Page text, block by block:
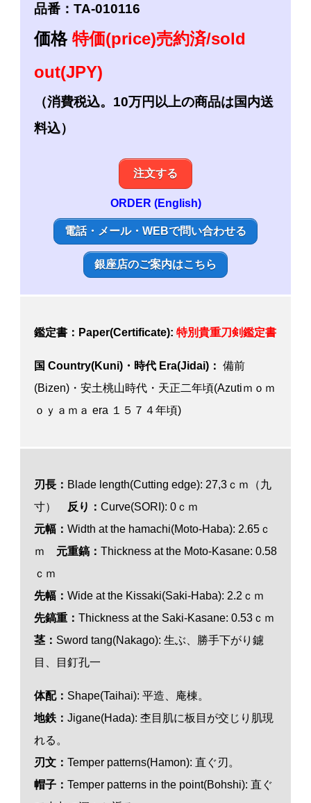
品番：TA-010116
価格 特価(price)売約済/sold
out(JPY)
（消費税込。10万円以上の商品は国内送
料込）
注文する
ORDER (English)
電話・メール・WEBで問い合わせる
銀座店のご案内はこちら
鑑定書：Paper(Certificate): 特別貴重刀剣鑑定書
国 Country(Kuni)・時代 Era(Jidai)： 備前
(Bizen)・安土桃山時代・天正二年頃(Azutiｍｏｍ
ｏｙａｍａ era １５７４年頃)
刃長： Blade length(Cutting edge): 27,3ｃｍ（九
寸） 反り： Curve(SORI): 0ｃｍ
元幅： Width at the hamachi(Moto-Haba): 2.65ｃ
ｍ 元重鎬： Thickness at the Moto-Kasane: 0.58
ｃｍ
先幅： Wide at the Kissaki(Saki-Haba): 2.2ｃｍ
先鎬重： Thickness at the Saki-Kasane: 0.53ｃｍ
茎： Sword tang(Nakago): 生ぶ、勝手下がり鑢
目、目釘孔一
体配： Shape(Taihai): 平造、庵棟。
地鉄： Jigane(Hada): 杢目肌に板目が交じり肌現
れる。
刃文： Temper patterns(Hamon): 直ぐ刃。
帽子： Temper patterns in the point(Bohshi): 直ぐ